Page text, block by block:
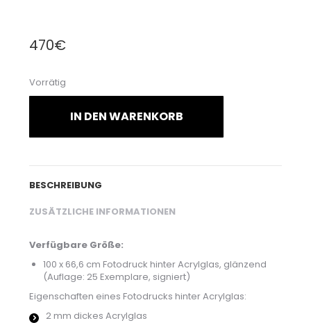
470€
Vorrätig
IN DEN WARENKORB
BESCHREIBUNG
ZUSÄTZLICHE INFORMATIONEN
Verfügbare Größe:
100 x 66,6 cm Fotodruck hinter Acrylglas, glänzend
(Auflage: 25 Exemplare, signiert)
Eigenschaften eines Fotodrucks hinter Acrylglas:
2 mm dickes Acrylglas